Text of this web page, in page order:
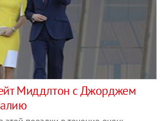
Миддлтон с Джорджем